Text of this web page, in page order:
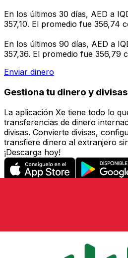
En los últimos 30 días, AED a
357,10. El promedio fue 356,74
En los últimos 90 días, AED a
357,36. El promedio fue 356,79
Enviar dinero
Gestiona tu dinero y
La aplicación Xe tiene todo lo
transferencias de dinero
divisas. Convierte divisas,
transfiere dinero al extranjero
¡Descarga hoy!